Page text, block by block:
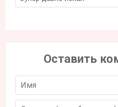
Оставить